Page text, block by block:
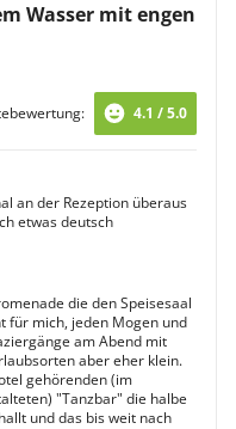
Wasser mit engen
4.1 / 5.0
an der Rezeption überaus
etwas deutsch
die den Speisesaal
für mich, jeden Mogen und
am Abend mit
aber eher klein.
gehörenden (im
"Tanzbar" die halbe
und das bis weit nach